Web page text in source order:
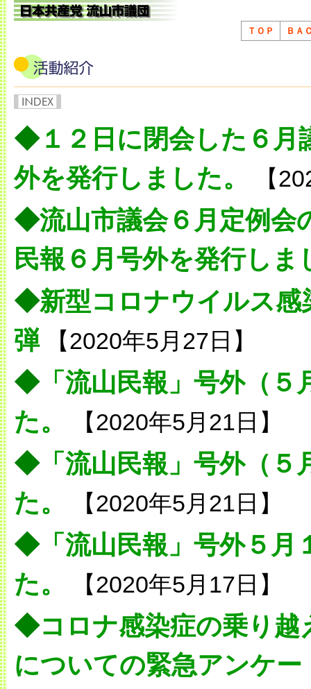
ＴＯＰ ＢＡ
◆１２日に閉会した６月
外を発行しました。
【
◆流山市議会６月定例会
民報６月号外を発行しま
◆新型コロナウイルス
弾【2020年5月27日】
◆「流山民報」号外（
た。
【2020年5月21日】
◆「流山民報」号外（
た。
【2020年5月21日】
◆「流山民報」号外５月
た。
【2020年5月17日】
◆コロナ感染症の乗り
についての緊急アンケー